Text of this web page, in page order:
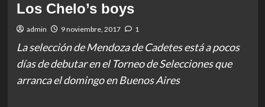
Los Chelo’s boys
admin 9 noviembre, 2017 1
La selección de Mendoza de Cadetes está a pocos
días de debutar en el Torneo de Selecciones que
arranca el domingo en Buenos Aires